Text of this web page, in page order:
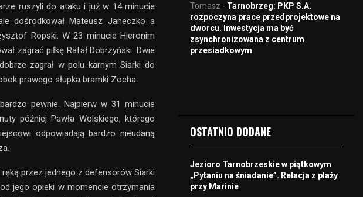
ruszyli do ataku i już w 14 minucie
dośrodkował Mateusz Janeczko a
Ropski. W 23 minucie Hieronim
zagrać piłkę Rafał Dobrzyński. Dwie
zagrał w polu karnym Siarki do
prawego słupka bramki Zocha.
pewnie. Najpierw w 31 minucie
później Pawła Wolskiego, którego
odpowiadają bardzo nieudaną
ręką przez jednego z defensorów Siarki
jego opieki w momencie otrzymania
Tomasz - Tarnobrzeg: PKP S.A.
rozpoczyna prace przedprojektowe na
dworcu. Inwestycja ma być
zsynchronizowana z centrum
przesiadkowym
OSTATNIO DODANE
Jezioro Tarnobrzeskie w piątkowym
„Pytaniu na śniadanie”. Relacja z plaży
przy Marinie